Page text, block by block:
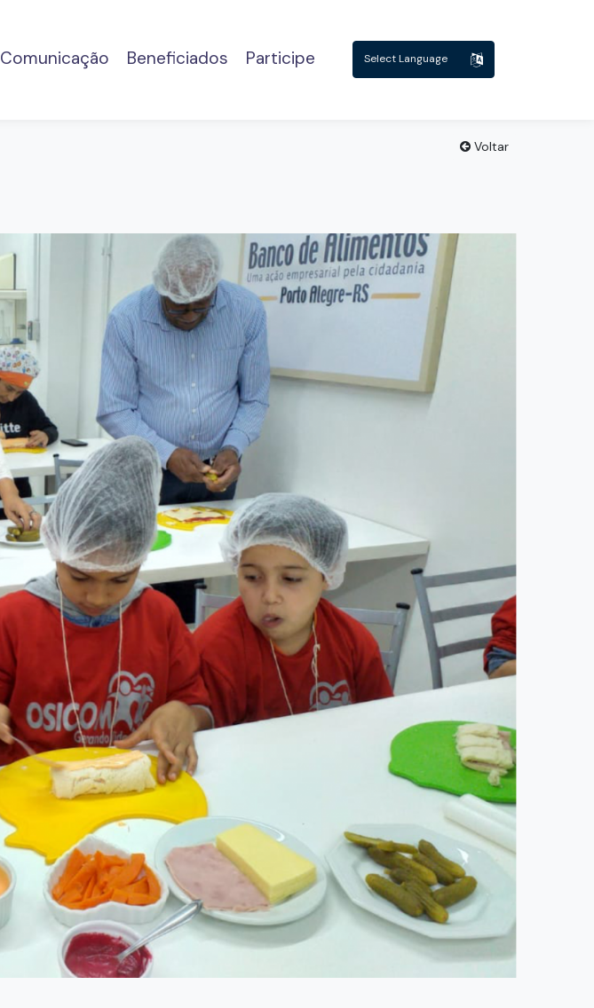
Comunicação Beneficiados Participe
Powered by
Voltar